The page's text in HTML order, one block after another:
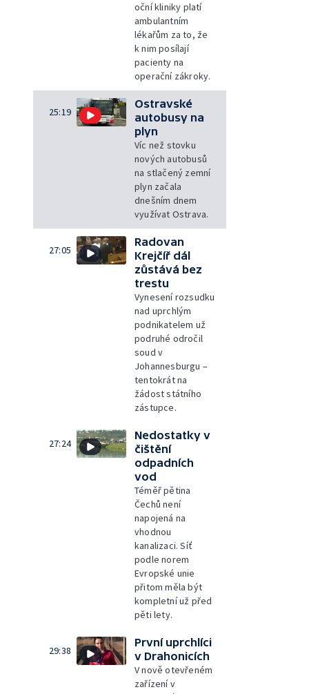
oční kliniky platí
ambulantním
lékařům za to, že
k nim posílají
pacienty na
operační zákroky.
25:19
Ostravské
autobusy na
plyn
Víc než stovku
nových autobusů
na stlačený zemní
plyn začala
dnešním dnem
využívat Ostrava.
27:05
Radovan
Krejčíř dál
zůstává bez
trestu
Vynesení rozsudku
nad uprchlým
podnikatelem už
podruhé odročil
soud v
Johannesburgu –
tentokrát na
žádost státního
zástupce.
27:24
Nedostatky v
čištění
odpadních
vod
Téměř pětina
Čechů není
napojená na
vhodnou
kanalizaci. Síť
podle norem
Evropské unie
přitom měla být
kompletní už před
pěti lety.
29:38
První uprchlíci
v Drahonicích
V nově otevřeném
zařízení v